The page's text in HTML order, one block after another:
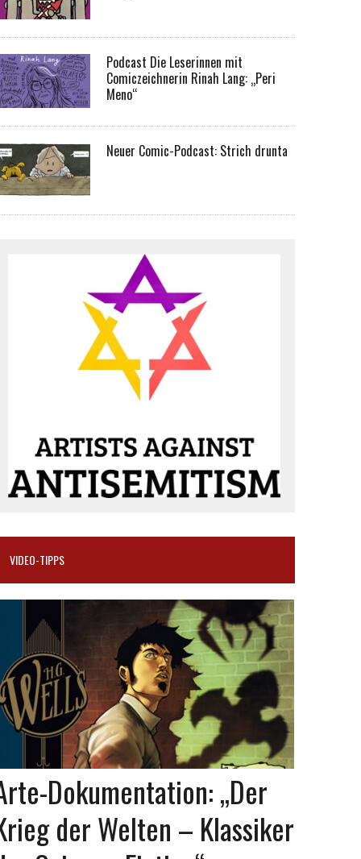
Podcast Die Leserinnen mit
Comiczeichnerin Rinah Lang: „Peri
Meno“
Neuer Comic-Podcast: Strich drunta
VIDEO-TIPPS
Dokumentation: „Der
der Welten – Klassiker